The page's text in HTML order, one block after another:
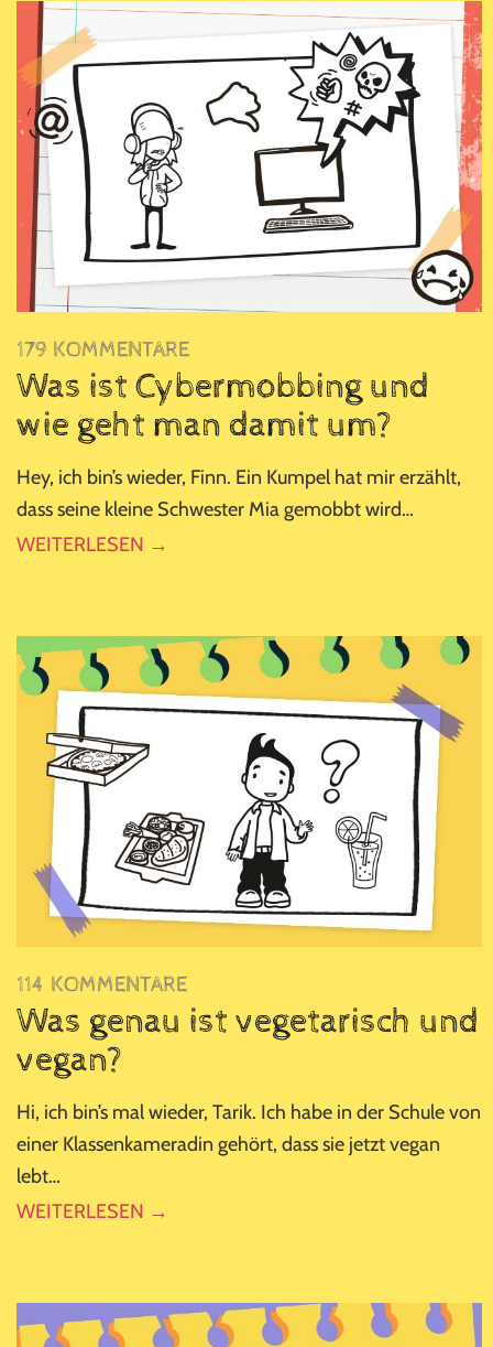
179 KOMMENTARE
Was ist Cybermobbing und
wie geht man damit um?
Hey, ich bin’s wieder, Finn. Ein Kumpel hat mir erzählt,
dass seine kleine Schwester Mia gemobbt wird…
WEITERLESEN →
114 KOMMENTARE
Was genau ist vegetarisch und
vegan?
Hi, ich bin’s mal wieder, Tarik. Ich habe in der Schule von
einer Klassenkameradin gehört, dass sie jetzt vegan
lebt…
WEITERLESEN →